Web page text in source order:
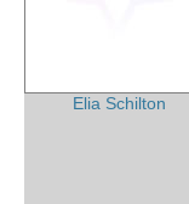
Elia Schilton